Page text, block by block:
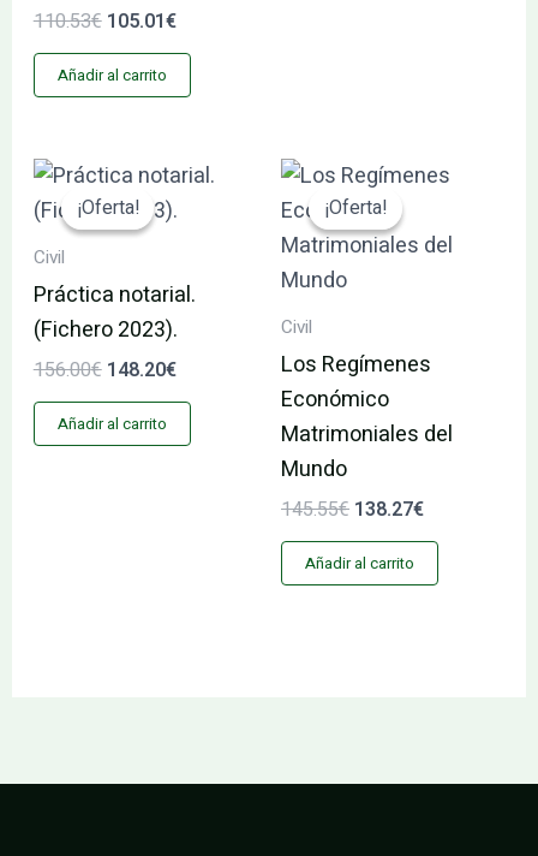
110.53€ 105.01€
Añadir al carrito
¡Oferta!
¡Oferta!
Civil
Práctica notarial.
(Fichero 2023).
156.00€
El
precio
original
era:
148.20€
El
actual
Añadir al carrito
¡Oferta!
¡Oferta!
Civil
Los Regímenes
Económico
Matrimoniales del
Mundo
145.55€
El
precio
original
era:
138.27€
El
es:
Añadir al carrito